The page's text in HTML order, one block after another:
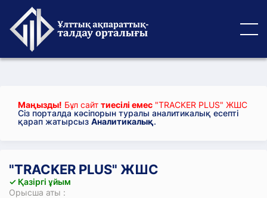
Маңызды! Бұл сайт тиесілі емес "TRACKER PLUS" ЖШС
Сіз порталда кәсіпорын туралы аналитикалық есепті
қарап жатырсыз Аналитикалық.
"TRACKER PLUS" ЖШС
✓ Қазіргі ұйым
Орысша аты :